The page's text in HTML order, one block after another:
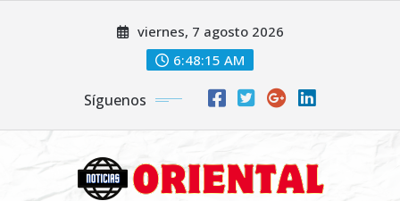
viernes, 7 agosto 2026
6:48:16 AM
Síguenos